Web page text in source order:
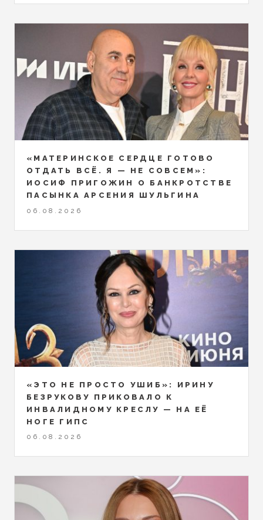
«МАТЕРИНСКОЕ СЕРДЦЕ ГОТОВО
ОТДАТЬ ВСЁ. Я — НЕ СОВСЕМ»:
ИОСИФ ПРИГОЖИН О БАНКРОТСТВЕ
ПАСЫНКА АРСЕНИЯ ШУЛЬГИНА
06.08.2026
«ЭТО НЕ ПРОСТО УШИБ»: ИРИНУ
БЕЗРУКОВУ ПРИКОВАЛО К
ИНВАЛИДНОМУ КРЕСЛУ — НА ЕЁ
НОГЕ ГИПС
06.08.2026